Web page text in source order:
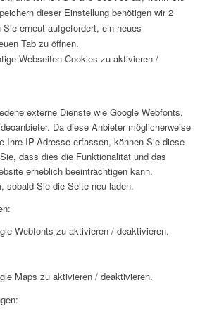
dieser Einstellung benötigen wir 2
erneut aufgefordert, ein neues
Tab zu öffnen.
Webseiten-Cookies zu aktivieren /
externe Dienste wie Google Webfonts,
Da diese Anbieter möglicherweise
Ihre IP-Adresse erfassen, können Sie diese
dass dies die Funktionalität und das
erheblich beeinträchtigen kann.
sobald Sie die Seite neu laden.
Webfonts zu aktivieren / deaktivieren.
Maps zu aktivieren / deaktivieren.